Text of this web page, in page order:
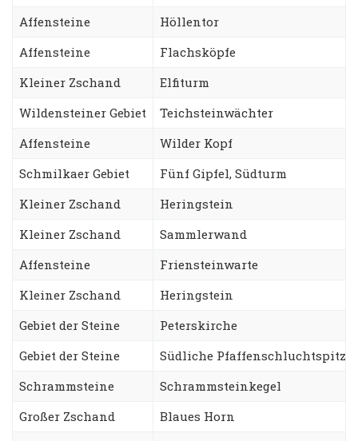
Affensteine
Höllentor
Affensteine
Flachsköpfe
Kleiner Zschand
Elfiturm
Wildensteiner Gebiet
Teichsteinwächter
Affensteine
Wilder Kopf
Schmilkaer Gebiet
Fünf Gipfel, Südturm
Kleiner Zschand
Heringstein
Kleiner Zschand
Sammlerwand
Affensteine
Friensteinwarte
Kleiner Zschand
Heringstein
Gebiet der Steine
Peterskirche
Gebiet der Steine
Südliche Pfaffenschluchtspitze
Schrammsteine
Schrammsteinkegel
Großer Zschand
Blaues Horn